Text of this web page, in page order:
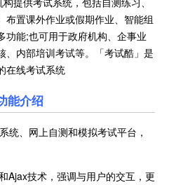
布置课外作业或假期作业、智能组
功能;也可用于政府机构、企事业
、内部培训考试等。「考试酷」是
在线考试系统
能介绍
、网上自测和模拟考试平台，
技术，强调与用户的交互，更